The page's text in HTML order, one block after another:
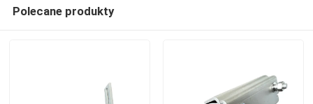
Polecane produkty